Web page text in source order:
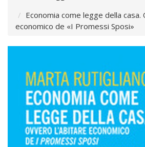
Economia come legge della
economico de «I Promessi Sposi»